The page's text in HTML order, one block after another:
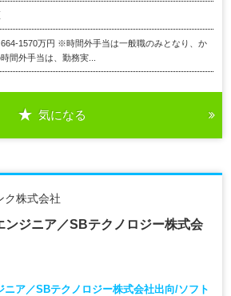
1570万円 ※時間外手当は一般職のみとなり、か
間外手当は、勤務実...
気になる
ク株式会社
ンジニア／SBテクノロジー株式会
ニア／SBテクノロジー株式会社出向/ソフト